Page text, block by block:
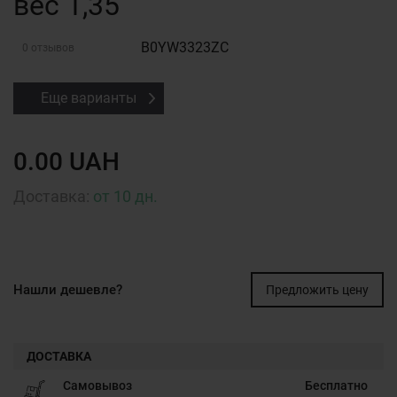
0 отзывов B0YW3323ZC
Еще варианты
0.00 UAH
от 10 дн.
Нашли дешевле? Предложить цену
ДОСТАВКА
Самовывоз Бесплатно